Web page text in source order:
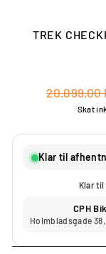
TREK
Vejl.
20.099,00
Skat
Klar til
Klar
CPH
Holmbladsgade